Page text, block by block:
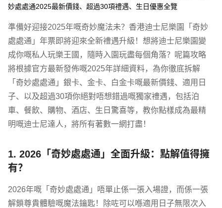
妙處處通2025最新價錢、超過30項禮遇、生日優惠全覽
準備好迎接2025年嘅奇妙魔法未？香港迪士尼樂園「奇妙
處處通」年票即將迎來全新禮遇升級！想將迪士尼樂園變
成你嘅私人玩樂王國，隨時入園玩盡每個角落？呢篇攻略
將根據官方最新發佈嘅2025年詳細資料，為你徹底拆解
「奇妙處處通」銀卡、金卡、白金卡嘅最新價錢、適用日
子、以及超過30項你絕對唔想錯過嘅獨家禮遇，包括泊
車、餐飲、購物、酒店、生日驚喜等，教你點樣成為最精
明嘅迪士尼達人，將所有著數一網打盡！
1. 2026「奇妙處處通」全面升級：點解值得擁
有？
2026年嘅「奇妙處處通」唔單止係一張入場證，而係一張
解鎖尊貴體驗嘅魔法鑰匙！除咗可以喺適用日子無限次入